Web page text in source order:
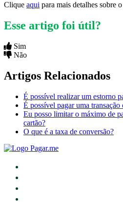
Clique aqui para mais detalhes sobre
Esse artigo foi útil?
Sim
Não
Artigos Relacionados
É possível realizar um estorno
É possível pagar uma
Eu posso limitar o máximo de
cartão?
O que é a taxa de conversão?